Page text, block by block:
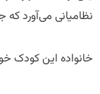
نظامیانی می‌آورد که
خانواده این کودک